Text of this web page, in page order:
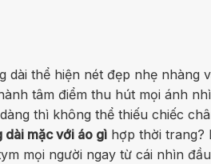
dài thể hiện nét đẹp nhẹ nhàng
tâm điểm thu hút mọi ánh
thì không thể thiếu chiếc
dài mặc với áo gì hợp thời trang?
mọi người ngay từ cái nhìn